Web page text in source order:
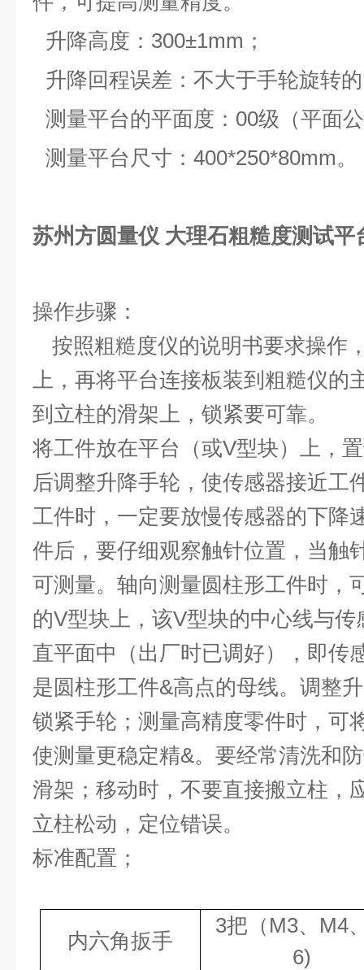
升降高度： 300±1mm ；
升降回程误差：不大于手轮旋转的
测量平台的平面度： 00级（平面
测量平台尺寸： 400*250*80mm。
苏州方圆量仪 大理石粗糙度测试平
操作步骤：
按照粗糙度仪的说明书要求操作
上，再将平台连接板装到粗糙仪的
到立柱的滑架上，锁紧要可靠。
将工件放在平台（或V型块）上，
后调整升降手轮，使传感器接近工
工件时，一定要放慢传感器的下降
件后，要仔细观察触针位置，当触
可测量。轴向测量圆柱形工件时，
的V型块上，该V型块的中心线与
直平面中（出厂时已调好），即传
是圆柱形工件&高点的母线。调整
锁紧手轮；测量高精度零件时，可
使测量更稳定精&。要经常清洗和
滑架；移动时，不要直接搬立柱，
立柱松动，定位错误。
标准配置；
内六角扳手
3把（ M3、 M4
6)